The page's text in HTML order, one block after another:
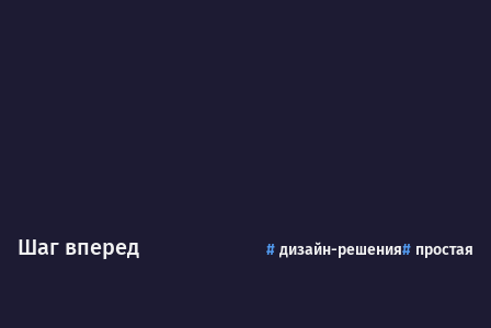
Шаг вперед дизайн-решения простая